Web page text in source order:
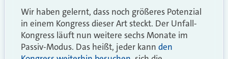
Wir haben gelernt, dass noch größeres Potenzial
in einem Kongress dieser Art steckt. Der Unfall-
Kongress läuft nun weitere sechs Monate im
Passiv-Modus. Das heißt, jeder kann den